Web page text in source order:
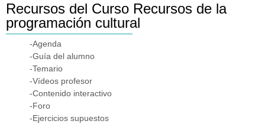
Recursos del Curso Recursos de la
programación cultural
-Agenda
-Guía del alumno
-Temario
-Vídeos profesor
-Contenido interactivo
-Foro
-Ejercicios supuestos